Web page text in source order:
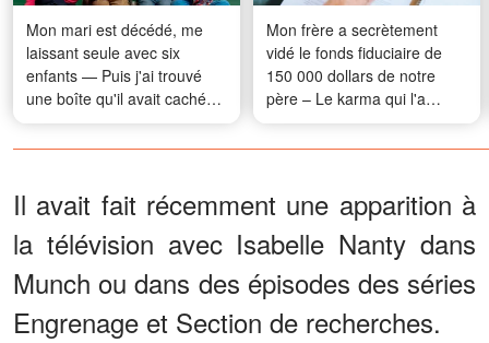
Mon mari est décédé, me
laissant seule avec six
enfants — Puis j'ai trouvé
une boîte qu'il avait cachée
dans le matelas de notre fils
Mon frère a secrètement
vidé le fonds fiduciaire de
150 000 dollars de notre
père – Le karma qui l'a
frappé lors de la lecture du
testament a laissé tout le
Il avait fait récemment une apparition à
la télévision avec Isabelle Nanty dans
Munch ou dans des épisodes des séries
Engrenage et Section de recherches.